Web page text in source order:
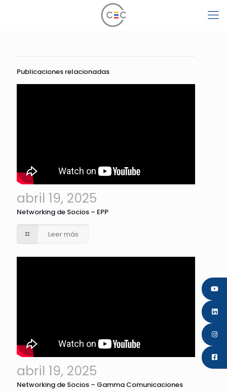
Publicaciones relacionadas
abril 19, 2025
Networking de Socios – EPP
Leer más
abril 19, 2025
Networking de Socios – Gamma Comunicaciones